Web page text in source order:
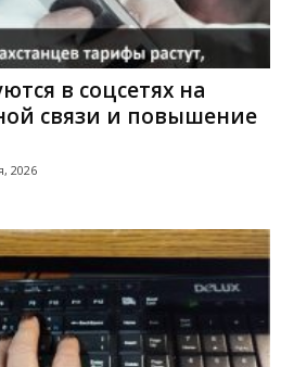
в соцсетях на
связи и повышение
2026